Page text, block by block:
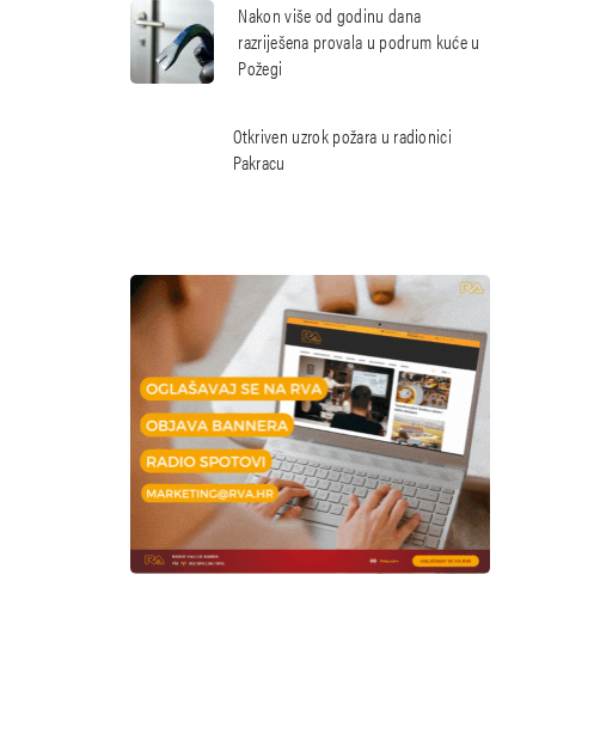
Nakon više od godinu dana
razriješena provala u podrum kuće u
Požegi
Otkriven uzrok požara u radionici
Pakracu